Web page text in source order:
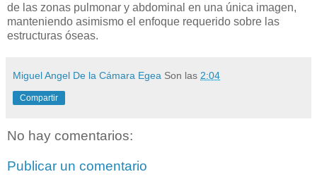
de las zonas pulmonar y abdominal en una única imagen,
manteniendo asimismo el enfoque requerido sobre las
estructuras óseas.
Miguel Angel De la Cámara Egea Son las 2:04
Compartir
No hay comentarios:
Publicar un comentario